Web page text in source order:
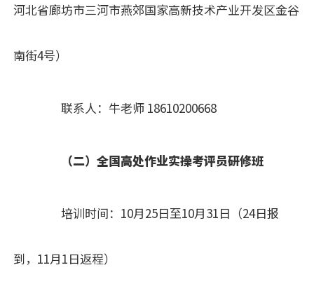
河北省廊坊市三河市燕郊国家高新技术产业开发区金谷
南街4号）
联系人：牛老师 18610200668
（二）全国高处作业实操考评员研修班
培训时间：10月25日至10月31日（24日报
到，11月1日返程）